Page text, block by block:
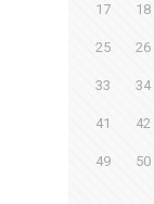
17 18
25 26
33 34
41 42
49 50